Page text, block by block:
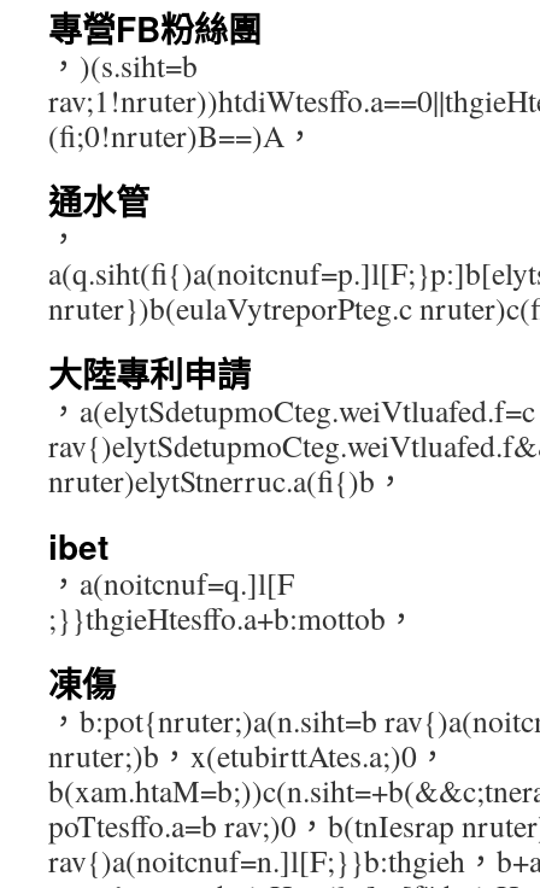
專營FB粉絲團
，)(s.siht=b
(fi;0!nruter)B==)A，
通水管
，
nruter})b(eulaVytreporPteg.c
大陸專利申請
，a(elytSdetupmoCteg.weiVtluafed.f=c
nruter)elytStnerruc.a(fi{)b，
ibet
，a(noitcnuf=q.]l[F
;}}thgieHtesffo.a+b:mottob，
凍傷
，b:pot{nruter;)a(n.siht=b
nruter;)b，x(etubirttAtes.a;)0，
poTtesffo.a=b rav;)0，b(tnIesrap
rav{)a(noitcnuf=n.]l[F;}}b:thgieh，